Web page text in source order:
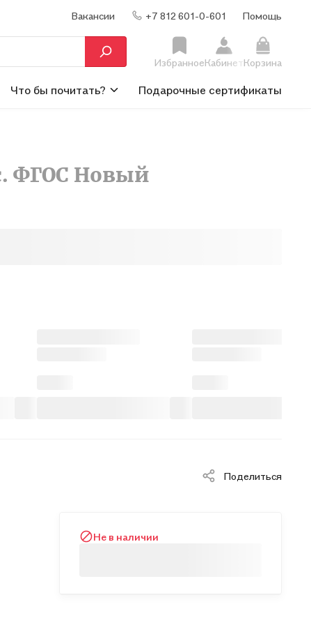
Вакансии +7 812 601-0-601 Помощь
ИзбранноеКабинетКорзина
Что бы почитать? Подарочные сертификаты
ФГОС Новый
Поделиться
Не в наличии